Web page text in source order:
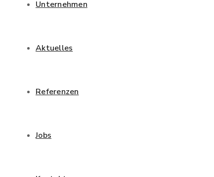
Unternehmen
Aktuelles
Referenzen
Jobs